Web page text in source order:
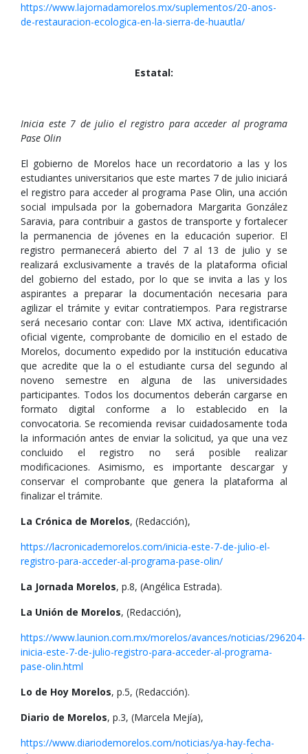
https://www.lajornadamorelos.mx/suplementos/20-anos-
de-restauracion-ecologica-en-la-sierra-de-huautla/
Estatal:
Inicia este 7 de julio el registro para acceder al programa
Pase Olin
El gobierno de Morelos hace un recordatorio a las y los
estudiantes universitarios que este martes 7 de julio iniciará
el registro para acceder al programa Pase Olin, una acción
social impulsada por la gobernadora Margarita González
Saravia, para contribuir a gastos de transporte y fortalecer
la permanencia de jóvenes en la educación superior. El
registro permanecerá abierto del 7 al 13 de julio y se
realizará exclusivamente a través de la plataforma oficial
del gobierno del estado, por lo que se invita a las y los
aspirantes a preparar la documentación necesaria para
agilizar el trámite y evitar contratiempos. Para registrarse
será necesario contar con: Llave MX activa, identificación
oficial vigente, comprobante de domicilio en el estado de
Morelos, documento expedido por la institución educativa
que acredite que la o el estudiante cursa del segundo al
noveno semestre en alguna de las universidades
participantes. Todos los documentos deberán cargarse en
formato digital conforme a lo establecido en la
convocatoria. Se recomienda revisar cuidadosamente toda
la información antes de enviar la solicitud, ya que una vez
concluido el registro no será posible realizar
modificaciones. Asimismo, es importante descargar y
conservar el comprobante que genera la plataforma al
finalizar el trámite.
La Crónica de Morelos, (Redacción),
https://lacronicademorelos.com/inicia-este-7-de-julio-el-
registro-para-acceder-al-programa-pase-olin/
La Jornada Morelos, p.8, (Angélica Estrada).
La Unión de Morelos, (Redacción),
https://www.launion.com.mx/morelos/avances/noticias/296204-
inicia-este-7-de-julio-registro-para-acceder-al-programa-
pase-olin.html
Lo de Hoy Morelos, p.5, (Redacción).
Diario de Morelos, p.3, (Marcela Mejía),
https://www.diariodemorelos.com/noticias/ya-hay-fecha-